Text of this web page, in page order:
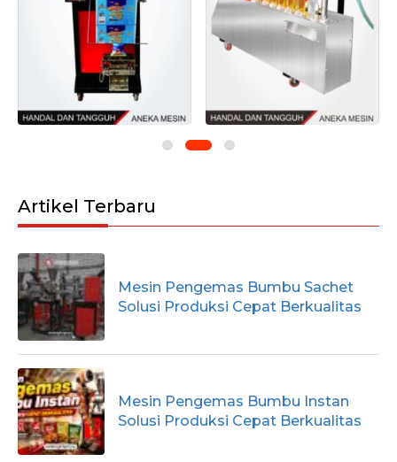
Artikel Terbaru
Mesin Pengemas Bumbu Sachet
Solusi Produksi Cepat Berkualitas
Mesin Pengemas Bumbu Instan
Solusi Produksi Cepat Berkualitas